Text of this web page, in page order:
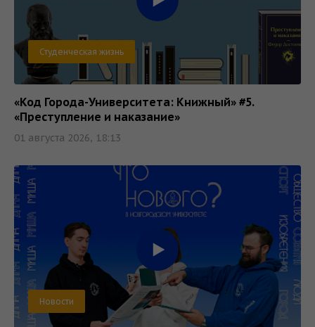
Студенческая жизнь
«Код Города-Университета: Книжный» #5.
«Преступление и наказание»
01 августа 2026, 18:13
Новости